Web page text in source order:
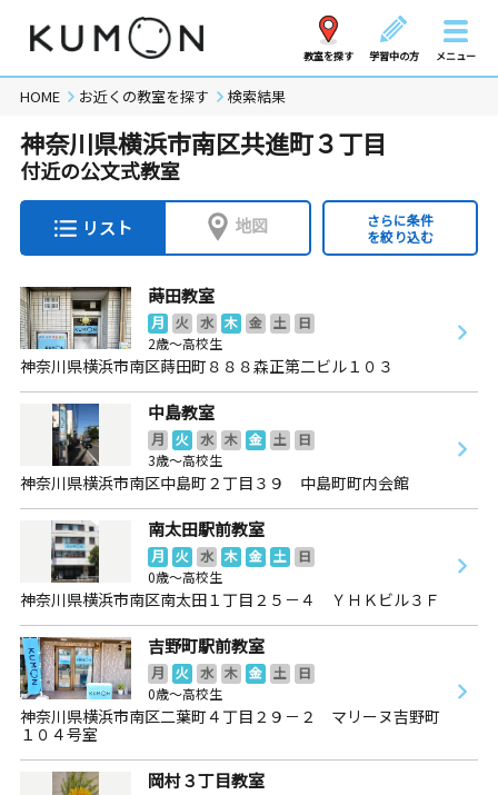
教室を探す 学習中の方 メニュー
HOME お近くの教室を探す 検索結果
神奈川県横浜市南区共進町３丁目
付近の公文式教室
リスト 地図
さらに条件
を絞り込む
蒔田教室
月 火 水 木 金 土
日
2歳～高校生
神奈川県横浜市南区蒔田町８８８森正第二ビル１０３
中島教室
月 火 水 木 金 土
日
3歳～高校生
神奈川県横浜市南区中島町２丁目３９ 中島町町内会館
南太田駅前教室
月 火 水 木 金 土
日
0歳～高校生
神奈川県横浜市南区南太田１丁目２５－４ ＹＨＫビル３Ｆ
吉野町駅前教室
月 火 水 木 金 土
日
0歳～高校生
神奈川県横浜市南区二葉町４丁目２９－２ マリーヌ吉野町
１０４号室
岡村３丁目教室